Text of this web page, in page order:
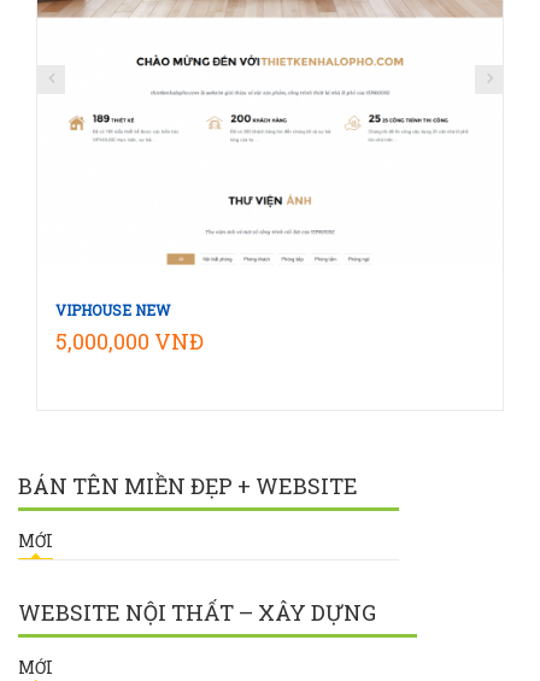
VIPHOUSE NEW
5,000,000 VNĐ
BÁN TÊN MIỀN ĐẸP + WEBSITE
MỚI
WEBSITE NỘI THẤT – XÂY DỰNG
MỚI